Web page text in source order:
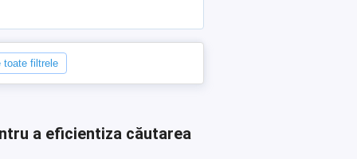
toate filtrele
a eficientiza căutarea